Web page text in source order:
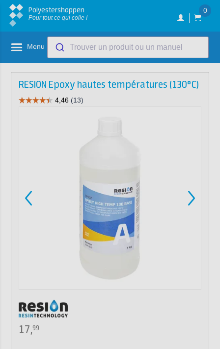
Polyestershoppen
Pour tout ce qui colle !
0
Menu Trouver un produit ou un manuel
RESION Epoxy hautes températures (130°C)
17,99